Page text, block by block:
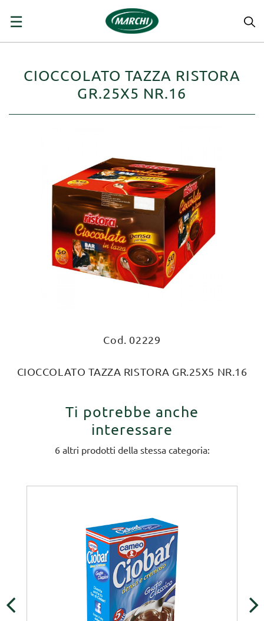
navigazione
☰
CIOCCOLATO TAZZA RISTORA
GR.25X5 NR.16
Cod. 02229
CIOCCOLATO TAZZA RISTORA GR.25X5 NR.16
Ti potrebbe anche
interessare
6 altri prodotti della stessa categoria: